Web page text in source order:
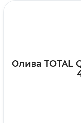
Олива TOTAL